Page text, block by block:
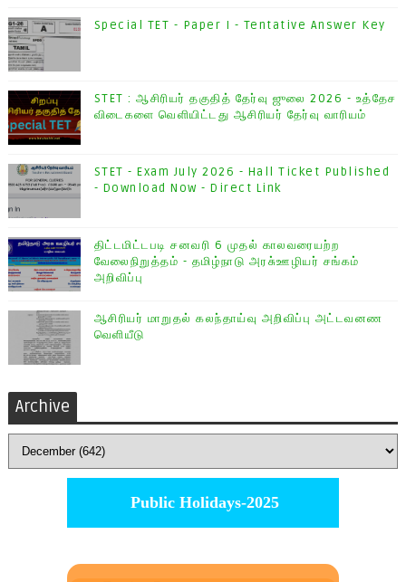
Special TET - Paper I - Tentative Answer Key
STET : ஆசிரியர் தகுதித் தேர்வு ஜுலை 2026 - உத்தேச
விடைகளை வெளியிட்டது ஆசிரியர் தேர்வு வாரியம்
STET - Exam July 2026 - Hall Ticket Published
- Download Now - Direct Link
திட்டமிட்டபடி சனவரி 6 முதல் காலவரையற்ற
வேலைநிறுத்தம் - தமிழ்நாடு அரசு்ஊழியர் சங்கம்
அறிவிப்பு
ஆசிரியர் மாறுதல் கலந்தாய்வு அறிவிப்பு அட்டவனண
வெளியீடு
Archive
Public Holidays-2025